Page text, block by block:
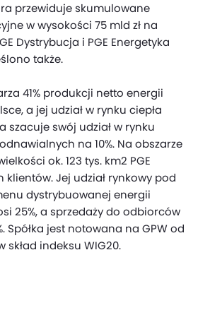
przewiduje skumulowane
w wysokości 75 mld zł na
Dystrybucja i PGE Energetyka
także.
41% produkcji netto energii
a jej udział w rynku ciepła
szacuje swój udział w rynku
na 10%. Na obszarze
ok. 123 tys. km2 PGE
klientów. Jej udział rynkowy pod
dystrybuowanej energii
25%, a sprzedaży do odbiorców
Spółka jest notowana na GPW od
skład indeksu WIG20.